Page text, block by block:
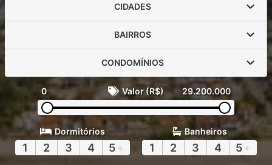
CIDADES
BAIRROS
CONDOMÍNIOS
0 Valor (R$) 29.200.000
Dormitórios
1 2 3 4 5+
Banheiros
1 2 3 4 5+